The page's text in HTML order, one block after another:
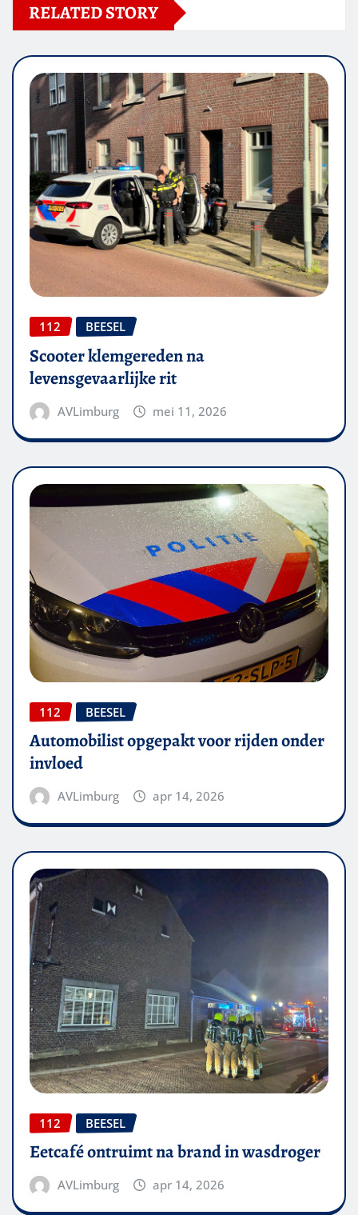
RELATED STORY
112 BEESEL
Scooter klemgereden na
levensgevaarlijke rit
AVLimburg mei 11, 2026
112 BEESEL
Automobilist opgepakt voor rijden onder
invloed
AVLimburg apr 14, 2026
112 BEESEL
Eetcafé ontruimt na brand in wasdroger
AVLimburg apr 14, 2026